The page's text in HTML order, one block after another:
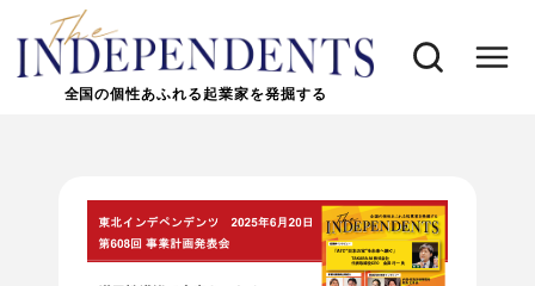
全国の個性あふれる起業家を発掘する